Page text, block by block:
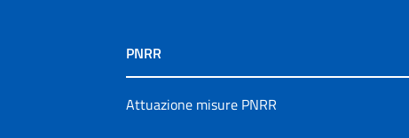
PNRR
Attuazione misure PNRR